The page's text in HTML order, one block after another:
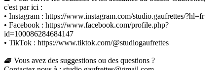
c'est par ici :
• Instagram : https://www.instagram.com/studio.gaufrettes/?hl=fr
• Facebook : https://www.facebook.com/profile.php?
id=100086284684147
• TikTok : https://www.tiktok.com/@studiogaufrettes
🧇 Vous avez des suggestions ou des questions ?